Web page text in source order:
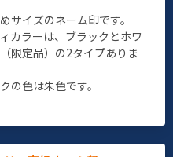
サイズのネーム印です。
カラーは、ブラックとホワ
限定品）の2タイプありま
の色は朱色です。